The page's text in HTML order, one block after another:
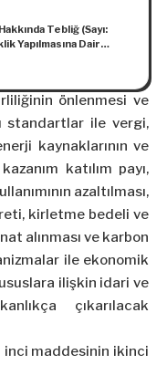
Tebliğ (Sayı:
Yapılmasına Dair
önlenmesi ve
standartlar ile vergi,
kaynaklarının ve
katılım payı,
azaltılması,
kirletme bedeli ve
alınması ve karbon
ile ekonomik
ilişkin idari ve
çıkarılacak
inci maddesinin ikinci